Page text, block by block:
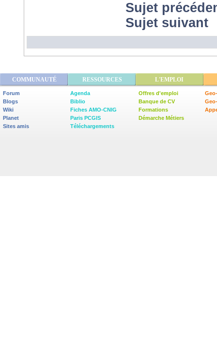
Sujet
Sujet suivant
COMMUNAUTÉ RESSOURCES L'EMPLOI
Forum
Blogs
Wiki
Planet
Sites amis
Agenda
Biblio
Fiches AMO-CNIG
Paris PCGIS
Téléchargements
Offres d'emploi
Banque de CV
Formations
Démarche Métiers